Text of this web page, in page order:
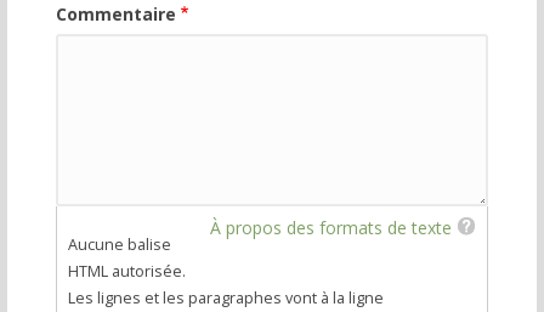
Commentaire
À propos des formats de texte
Aucune balise
HTML autorisée.
Les lignes et les paragraphes vont à la ligne